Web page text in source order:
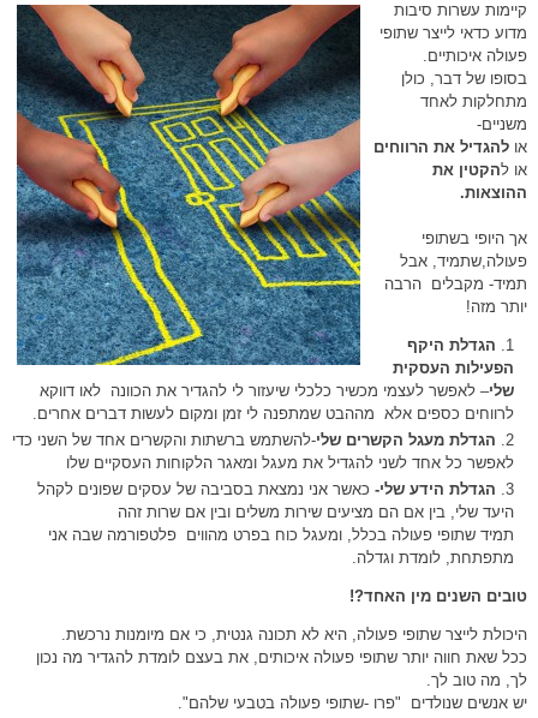
קיימות עשרות סיבות
מדוע כדאי לייצר שתופי
פעולה איכותיים.
בסופו של דבר, כולן
מתחלקות לאחד
משניים-
אולהגדיל את הרווחים
או להקטין את
ההוצאות.
אך היופי בשתופי
פעולה,שתמיד, אבל
תמיד- מקבלים הרבה
יותר מזה!
הגדלת היקף
הפעילות העסקית
שלי– לאפשר לעצמי מכשיר כלכלי שיעזור לי להגדיר את הכוונה לאו דווקא
לרווחים כספים אלא מההבט שמתפנה לי זמן ומקום לעשות דברים אחרים.
הגדלת מעגל הקשרים שלי-להשתמש ברשתות והקשרים אחד של השני כדי
לאפשר כל אחד לשני להגדיל את מעגל ומאגר הלקוחות העסקיים שלו
הגדלת הידע שלי- כאשר אני נמצאת בסביבה של עסקים שפונים לקהל
היעד שלי, בין אם הם מציעים שירות משלים ובין אם שרות זהה
תמיד שתופי פעולה בכלל, ומעגל כוח בפרט מהווים פלטפורמה שבה אני
מתפתחת, לומדת וגדלה.
טובים השנים מין האחד?!
היכולת לייצר שתופי פעולה, היא לא תכונה גנטית, כי אם מיומנות נרכשת.
ככל שאת חווה יותר שתופי פעולה איכותים, את בעצם לומדת להגדיר מה נכון
לך, מה טוב לך.
יש אנשים שנולדים "פרו -שתופי פעולה בטבעי שלהם".